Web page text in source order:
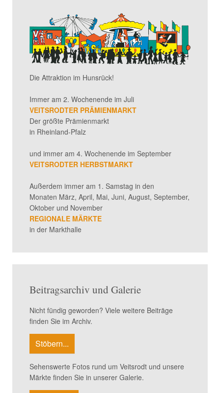
Die Attraktion im Hunsrück!
Immer am 2. Wochenende im Juli
VEITSRODTER PRÄMIENMARKT
Der größte Prämienmarkt
in Rheinland-Pfalz
und immer am 4. Wochenende im September
VEITSRODTER HERBSTMARKT
Außerdem immer am 1. Samstag in den
Monaten März, April, Mai, Juni, August, September,
Oktober und November
REGIONALE MÄRKTE
in der Markthalle
Beitragsarchiv und Galerie
Nicht fündig geworden? Viele weitere Beiträge
finden Sie im Archiv.
Stöbern...
Sehenswerte Fotos rund um Veitsrodt und unsere
Märkte finden Sie in unserer Galerie.